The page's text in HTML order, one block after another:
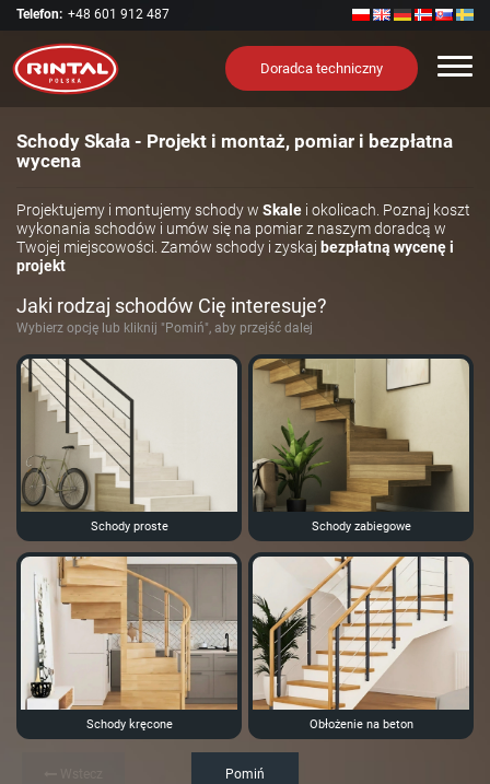
Telefon: +48 601 912 487
Doradca techniczny
Schody Skała - Projekt i montaż, pomiar i bezpłatna
wycena
Projektujemy i montujemy schody w Skale i okolicach. Poznaj koszt
wykonania schodów i umów się na pomiar z naszym doradcą w
Twojej miejscowości. Zamów schody i zyskaj bezpłatną wycenę i
projekt
Jaki rodzaj schodów Cię interesuje?
Wybierz opcję lub kliknij "Pomiń", aby przejść dalej
Schody proste Schody zabiegowe
Schody kręcone Obłożenie na beton
Pomiń